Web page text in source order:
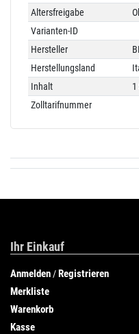
Altersfreigabe
Varianten-ID
Hersteller
Herstellungsland
Inhalt
1
Zolltarifnummer
Ihr Einkauf
Anmelden /Registrieren
Merkliste
Warenkorb
Kasse